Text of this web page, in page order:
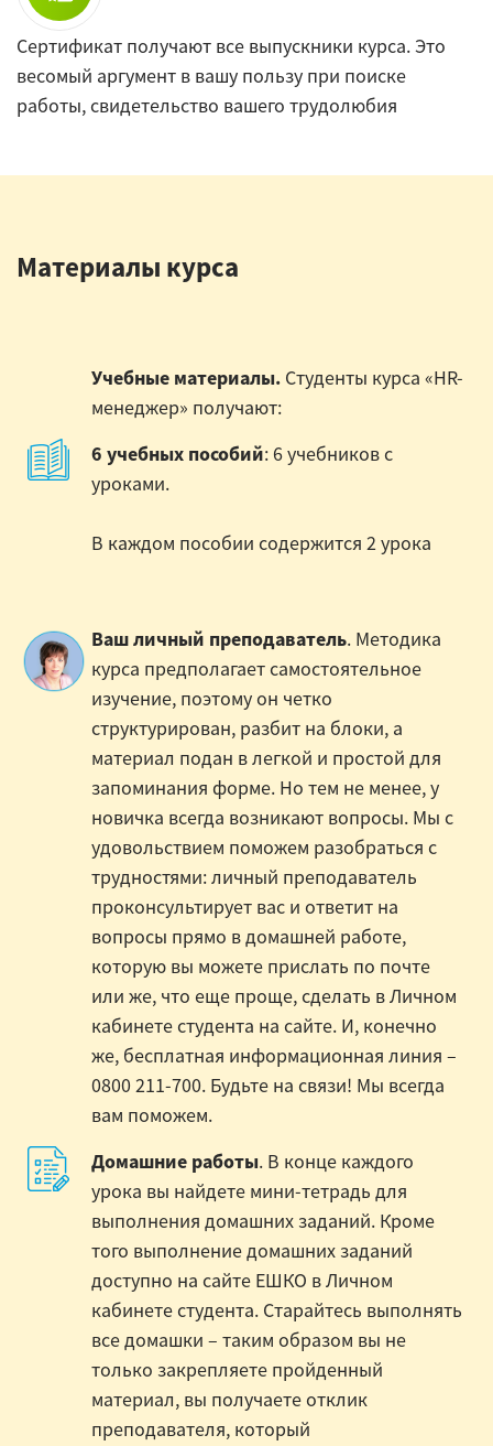
Сертификат получают все выпускники курса. Это
весомый аргумент в вашу пользу при поиске
работы, свидетельство вашего трудолюбия
Материалы курса
Учебные материалы. Студенты курса «HR-
менеджер» получают:
6 учебных пособий: 6 учебников с
уроками.
В каждом пособии содержится 2 урока
Ваш личный преподаватель. Методика
курса предполагает самостоятельное
изучение, поэтому он четко
структурирован, разбит на блоки, а
материал подан в легкой и простой для
запоминания форме. Но тем не менее, у
новичка всегда возникают вопросы. Мы с
удовольствием поможем разобраться с
трудностями: личный преподаватель
проконсультирует вас и ответит на
вопросы прямо в домашней работе,
которую вы можете прислать по почте
или же, что еще проще, сделать в Личном
кабинете студента на сайте. И, конечно
же, бесплатная информационная линия –
0800 211-700. Будьте на связи! Мы всегда
вам поможем.
Домашние работы. В конце каждого
урока вы найдете мини-тетрадь для
выполнения домашних заданий. Кроме
того выполнение домашних заданий
доступно на сайте ЕШКО в Личном
кабинете студента. Старайтесь выполнять
все домашки – таким образом вы не
только закрепляете пройденный
материал, вы получаете отклик
преподавателя, который